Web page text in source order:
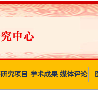
研究项目 学术成果 媒体评论